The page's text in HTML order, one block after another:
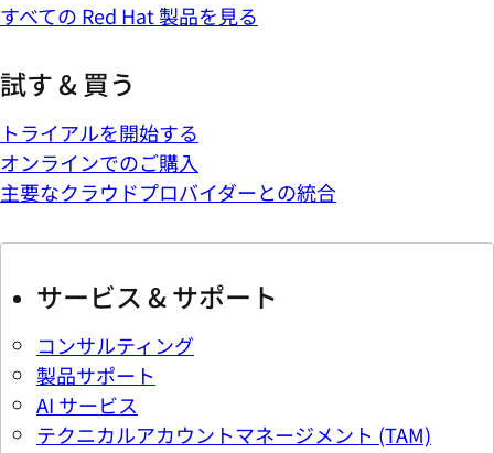
すべての Red Hat 製品を見る
試す & 買う
トライアルを開始する
オンラインでのご購入
主要なクラウドプロバイダーとの統合
サービス & サポート
コンサルティング
製品サポート
AI サービス
テクニカルアカウントマネージメント (TAM)